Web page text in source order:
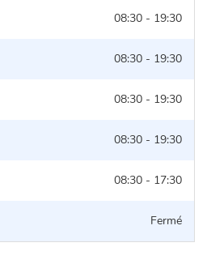
08:30 - 19:30
08:30 - 19:30
08:30 - 19:30
08:30 - 19:30
08:30 - 17:30
Fermé